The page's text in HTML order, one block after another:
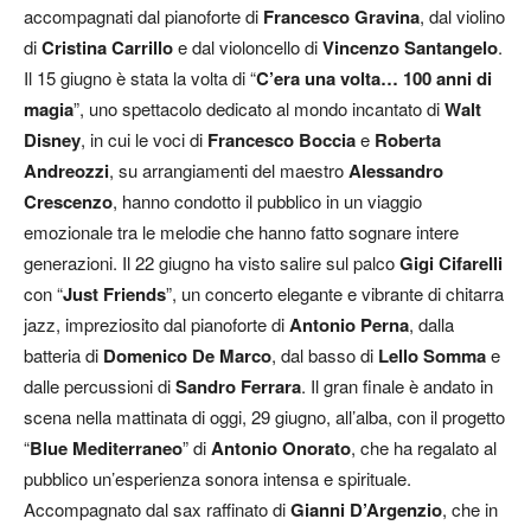
accompagnati dal pianoforte di Francesco Gravina, dal violino
diCristina Carrilloe dal violoncello diVincenzo Santangelo.
Il 15 giugno è stata la volta di “C’era una volta… 100 anni di
magia”, uno spettacolo dedicato al mondo incantato diWalt
Disney, in cui le voci di Francesco Bocciae Roberta
Andreozzi, su arrangiamenti del maestroAlessandro
Crescenzo, hanno condotto il pubblico in un viaggio
emozionale tra le melodie che hanno fatto sognare intere
generazioni. Il 22 giugno ha visto salire sul palcoGigi Cifarelli
con “Just Friends”, un concerto elegante e vibrante di chitarra
jazz, impreziosito dal pianoforte diAntonio Perna, dalla
batteria di Domenico De Marco, dal basso di Lello Sommae
dalle percussioni diSandro Ferrara. Il gran finale è andato in
scena nella mattinata di oggi, 29 giugno, all’alba, con il progetto
“Blue Mediterraneo” diAntonio Onorato, che ha regalato al
pubblico un’esperienza sonora intensa e spirituale.
Accompagnato dal sax raffinato diGianni D’Argenzio, che in